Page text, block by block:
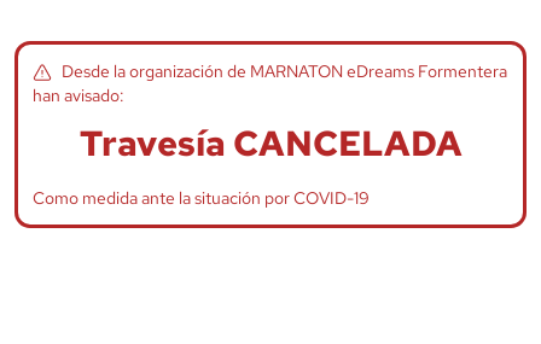
Desde la organización de MARNATON eDreams Formentera
han avisado:
Travesía CANCELADA
Como medida ante la situación por COVID-19